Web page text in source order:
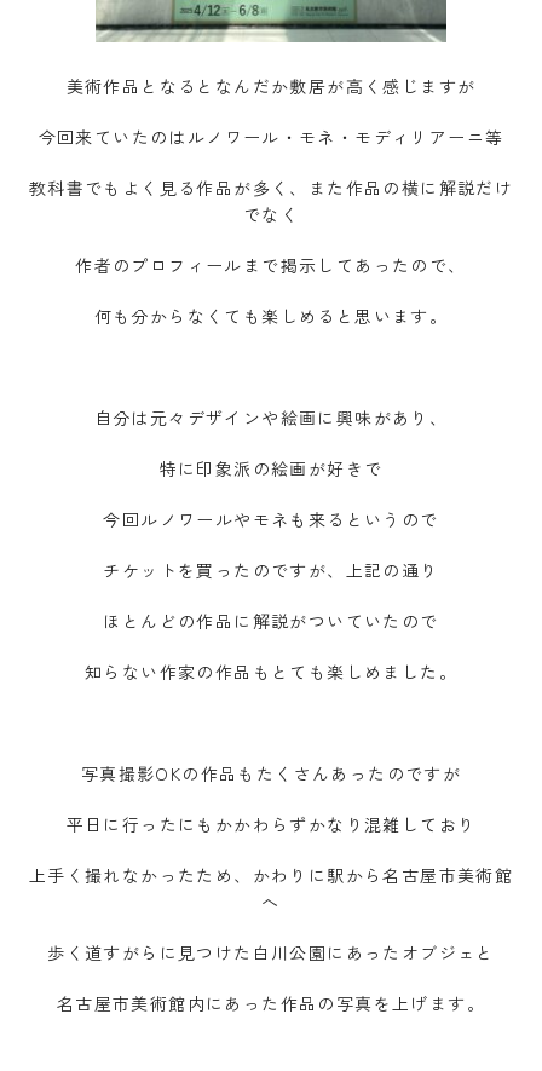
美術作品となるとなんだか敷居が高く感じますが
今回来ていたのはルノワール・モネ・モディリアーニ等
教科書でもよく見る作品が多く、また作品の横に解説だけ
でなく
作者のプロフィールまで掲示してあったので、
何も分からなくても楽しめると思います。
自分は元々デザインや絵画に興味があり、
特に印象派の絵画が好きで
今回ルノワールやモネも来るというので
チケットを買ったのですが、上記の通り
ほとんどの作品に解説がついていたので
知らない作家の作品もとても楽しめました。
写真撮影OKの作品もたくさんあったのですが
平日に行ったにもかかわらずかなり混雑しており
上手く撮れなかったため、かわりに駅から名古屋市美術館
へ
歩く道すがらに見つけた白川公園にあったオブジェと
名古屋市美術館内にあった作品の写真を上げます。